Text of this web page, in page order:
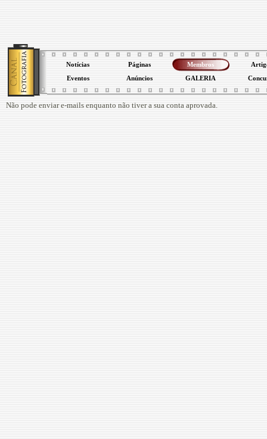
Notícias Páginas Membros
Eventos Anúncios GALERIA
Não pode enviar e-mails enquanto não tiver a sua conta aprovada.